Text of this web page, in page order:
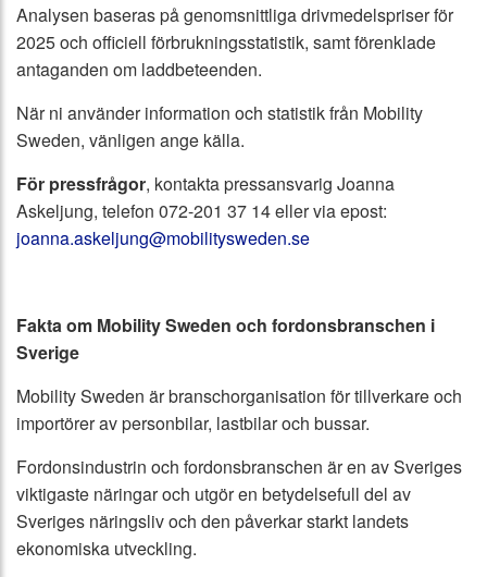
Analysen baseras på genomsnittliga drivmedelspriser för
2025 och officiell förbrukningsstatistik, samt förenklade
antaganden om laddbeteenden.
När ni använder information och statistik från Mobility
Sweden, vänligen ange källa.
För pressfrågor, kontakta pressansvarig Joanna
Askeljung, telefon 072-201 37 14 eller via epost:
joanna.askeljung@mobilitysweden.se
Fakta om Mobility Sweden och fordonsbranschen i
Sverige
Mobility Sweden är branschorganisation för tillverkare och
importörer av personbilar, lastbilar och bussar.
Fordonsindustrin och fordonsbranschen är en av Sveriges
viktigaste näringar och utgör en betydelsefull del av
Sveriges näringsliv och den påverkar starkt landets
ekonomiska utveckling.